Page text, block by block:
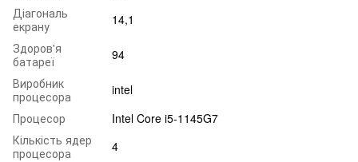
Діагональ
екрану
14,1
Здоров'я
батареї
94
Виробник
процесора
intel
Процесор
Intel Core i5-1145G7
Кількість ядер
процесора
4